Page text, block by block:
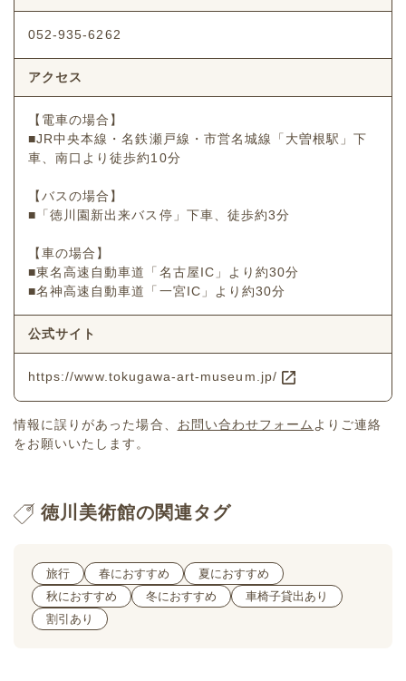
052-935-6262
アクセス
【電車の場合】
■JR中央本線・名鉄瀬戸線・市営名城線「大曽根駅」下
車、南口より徒歩約10分
【バスの場合】
■「徳川園新出来バス停」下車、徒歩約3分
【車の場合】
■東名高速自動車道「名古屋IC」より約30分
■名神高速自動車道「一宮IC」より約30分
公式サイト
https://www.tokugawa-art-museum.jp/
情報に誤りがあった場合、 お問い合わせフォーム よりご連絡
をお願いいたします。
徳川美術館の関連タグ
旅行 春におすすめ
夏におすすめ
秋におすすめ
冬におすすめ
車椅子貸出あり
割引あり